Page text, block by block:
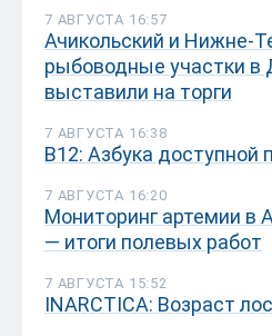
7 АВГУСТА 16:57
Ачикольский и Нижне-
рыбоводные участки в
выставили на торги
7 АВГУСТА 16:38
В12: Азбука доступной
7 АВГУСТА 16:20
Мониторинг артемии в
— итоги полевых работ
7 АВГУСТА 15:52
INARCTICA: Возраст